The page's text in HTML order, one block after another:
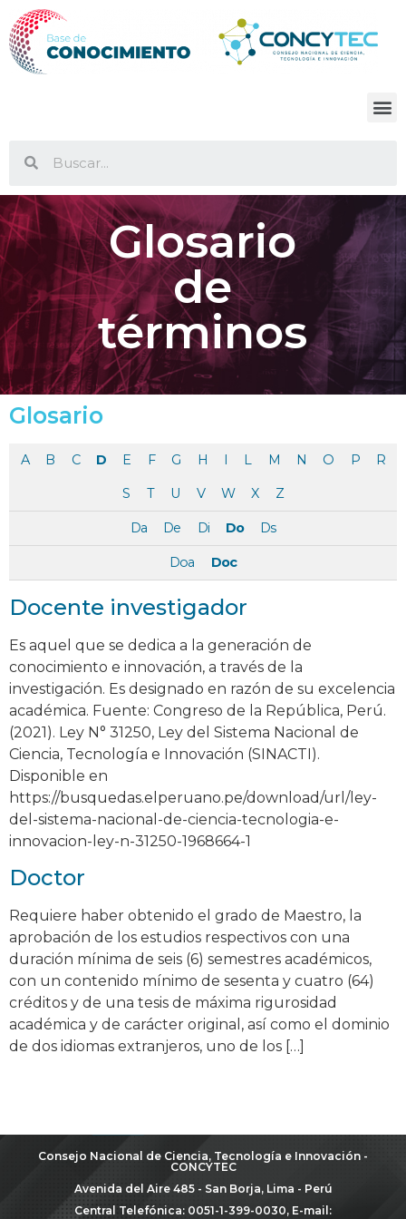
Glosario
de
términos
Glosario
A B C D E F G H I L M N O P R
S T U V W X Z
Da De Di Do Ds
Doa Doc
Docente investigador
Es aquel que se dedica a la generación de
conocimiento e innovación, a través de la
investigación. Es designado en razón de su excelencia
académica. Fuente: Congreso de la República, Perú.
(2021). Ley N° 31250, Ley del Sistema Nacional de
Ciencia, Tecnología e Innovación (SINACTI).
Disponible en
https://busquedas.elperuano.pe/download/url/ley-
del-sistema-nacional-de-ciencia-tecnologia-e-
innovacion-ley-n-31250-1968664-1
Doctor
Requiere haber obtenido el grado de Maestro, la
aprobación de los estudios respectivos con una
duración mínima de seis (6) semestres académicos,
con un contenido mínimo de sesenta y cuatro (64)
créditos y de una tesis de máxima rigurosidad
académica y de carácter original, así como el dominio
de dos idiomas extranjeros, uno de los […]
Consejo Nacional de Ciencia, Tecnología e Innovación -
CONCYTEC
Avenida del Aire 485 - San Borja, Lima - Perú
Central Telefónica: 0051-1-399-0030, E-mail: